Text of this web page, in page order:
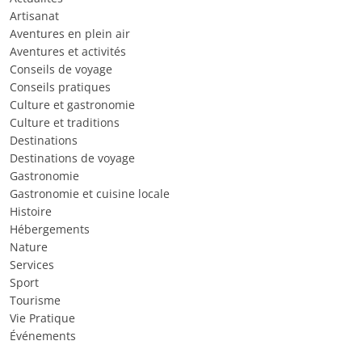
Artisanat
Aventures en plein air
Aventures et activités
Conseils de voyage
Conseils pratiques
Culture et gastronomie
Culture et traditions
Destinations
Destinations de voyage
Gastronomie
Gastronomie et cuisine locale
Histoire
Hébergements
Nature
Services
Sport
Tourisme
Vie Pratique
Événements